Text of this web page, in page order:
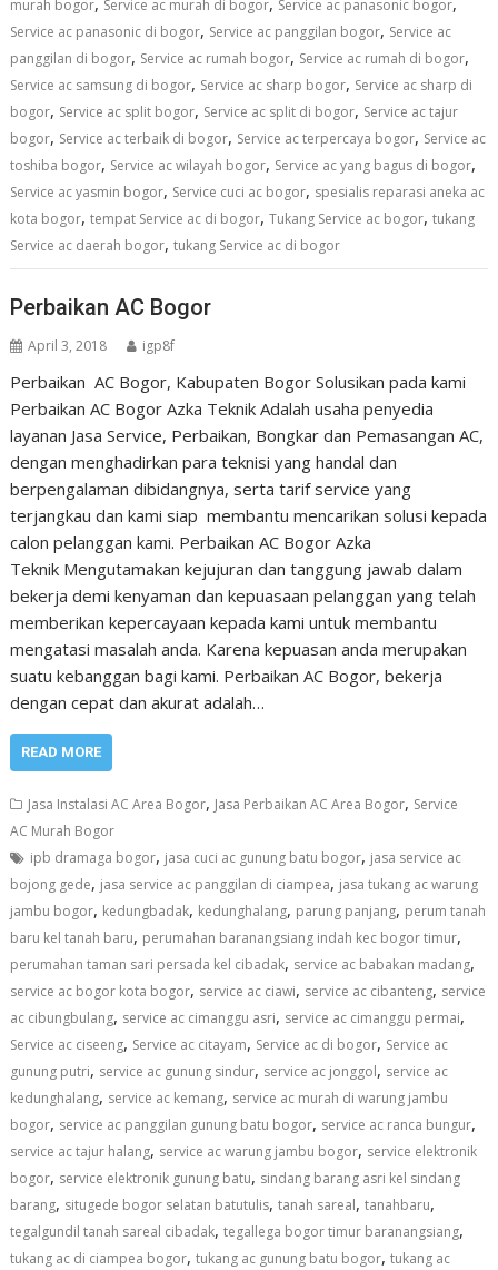
murah bogor Service ac murah di bogor Service ac panasonic bogor
Service ac panasonic di bogor, Service ac panggilan bogor, Service ac
panggilan di bogor, Service ac rumah bogor, Service ac rumah di bogor,
Service ac samsung di bogor, Service ac sharp bogor, Service ac sharp di
bogor, Service ac split bogor, Service ac split di bogor, Service ac tajur
bogor, Service ac terbaik di bogor, Service ac terpercaya bogor, Service ac
toshiba bogor, Service ac wilayah bogor, Service ac yang bagus di bogor,
Service ac yasmin bogor, Service cuci ac bogor, spesialis reparasi aneka ac
kota bogor,tempat Service ac di bogor,Tukang Service ac bogor,tukang
Service ac daerah bogor,tukang Service ac di bogor
Perbaikan AC Bogor
April 3, 2018 igp8f
Perbaikan AC Bogor, Kabupaten Bogor Solusikan pada kami
Perbaikan AC Bogor Azka Teknik Adalah usaha penyedia
layanan Jasa Service, Perbaikan, Bongkar dan Pemasangan AC,
dengan menghadirkan para teknisi yang handal dan
berpengalaman dibidangnya, serta tarif service yang
terjangkau dan kami siap membantu mencarikan solusi kepada
calon pelanggan kami. Perbaikan AC Bogor Azka
Teknik Mengutamakan kejujuran dan tanggung jawab dalam
bekerja demi kenyaman dan kepuasaan pelanggan yang telah
memberikan kepercayaan kepada kami untuk membantu
mengatasi masalah anda. Karena kepuasan anda merupakan
suatu kebanggan bagi kami. Perbaikan AC Bogor, bekerja
dengan cepat dan akurat adalah…
READ MORE
Jasa Instalasi AC Area Bogor, Jasa Perbaikan AC Area Bogor, Service
AC Murah Bogor
ipb dramaga bogor, jasa cuci ac gunung batu bogor, jasa service ac
bojong gede, jasa service ac panggilan di ciampea, jasa tukang ac warung
jambu bogor, kedungbadak, kedunghalang, parung panjang, perum tanah
baru kel tanah baru, perumahan baranangsiang indah kec bogor timur,
perumahan taman sari persada kel cibadak, service ac babakan madang,
service ac bogor kota bogor, service ac ciawi, service ac cibanteng, service
ac cibungbulang, service ac cimanggu asri, service ac cimanggu permai,
Service ac ciseeng, Service ac citayam, Service ac di bogor, Service ac
gunung putri, service ac gunung sindur, service ac jonggol, service ac
kedunghalang, service ac kemang, service ac murah di warung jambu
bogor, service ac panggilan gunung batu bogor, service ac ranca bungur,
service ac tajur halang, service ac warung jambu bogor, service elektronik
bogor, service elektronik gunung batu, sindang barang asri kel sindang
barang, situgede bogor selatan batutulis,tanah sareal,tanahbaru,
tegalgundil tanah sareal cibadak,tegallega bogor timur baranangsiang,
tukang ac di ciampea bogor,tukang ac gunung batu bogor,tukang ac